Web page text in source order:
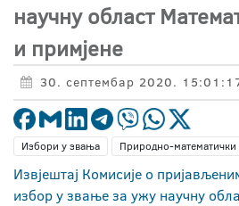
научну област
и примјене
30. септембар 2020.
Избори у звања Природно-математички
Извјештај Комисије о
избор у звање за ужу научну